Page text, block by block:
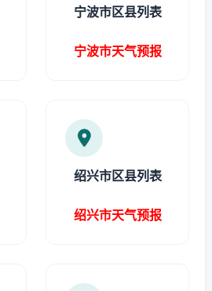
宁波市区县列表
宁波市天气预报
绍兴市区县列表
绍兴市天气预报